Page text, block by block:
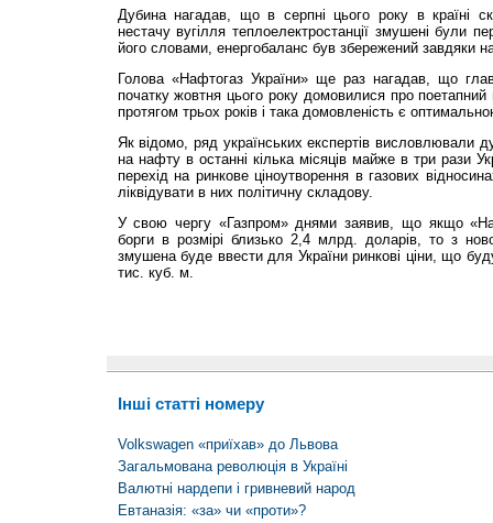
Дубина нагадав, що в серпні цього року в країні
нестачу вугілля теплоелектростанції змушені були
його словами, енергобаланс був збережений завдяки
Голова «Нафтогаз Ук­ра­їни» ще раз нагадав, що
початку жовтня цього року домовилися про поетапний
протягом трьох років і така домовленість є
Як відомо, ряд українських експертів висловлювали
на нафту в останні кілька місяців майже в три рази
перехід на ринкове ціноутворення в газових
ліквідувати в них політичну складову.
У свою чергу «Газпром» днями заявив, що якщо
борги в розмірі близько 2,4 млрд. доларів, то з
змушена буде ввести для України ринкові ціни, що
тис. куб. м.
Інші статті номеру
Volkswagen «приїхав» до Львова
Загальмована революція в Україні
Валютні нардепи і гривневий народ
Евтаназія: «за» чи «проти»?